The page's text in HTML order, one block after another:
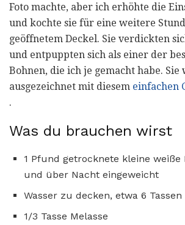
Foto machte, aber ich erhöhte die
und kochte sie für eine weitere
geöffnetem Deckel. Sie verdickten
und entpuppten sich als einer der
Bohnen, die ich je gemacht habe. Sie
ausgezeichnet mit diesem einfachen
.
Was du brauchen wirst
1 Pfund getrocknete kleine weiße
und über Nacht eingeweicht
Wasser zu decken, etwa 6 Tassen
1/3 Tasse Melasse